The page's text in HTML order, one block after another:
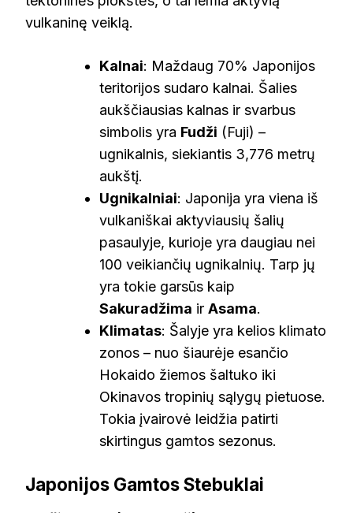
vulkaninę veiklą.
Kalnai: Maždaug 70% Japonijos
teritorijos sudaro kalnai. Šalies
aukščiausias kalnas ir svarbus
simbolis yra Fudži (Fuji) –
ugnikalnis, siekiantis 3,776 metrų
aukštį.
Ugnikalniai: Japonija yra viena iš
vulkaniškai aktyviausių šalių
pasaulyje, kurioje yra daugiau nei
100 veikiančių ugnikalnių. Tarp jų
yra tokie garsūs kaip
Sakuradžima ir Asama.
Klimatas: Šalyje yra kelios klimato
zonos – nuo šiaurėje esančio
Hokaido žiemos šaltuko iki
Okinavos tropinių sąlygų pietuose.
Tokia įvairovė leidžia patirti
skirtingus gamtos sezonus.
Japonijos Gamtos Stebuklai